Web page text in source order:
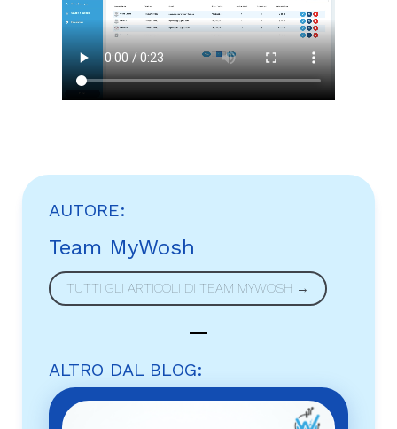
AUTORE:
Team MyWosh
TUTTI GLI ARTICOLI DI TEAM MYWOSH →
ALTRO DAL BLOG: